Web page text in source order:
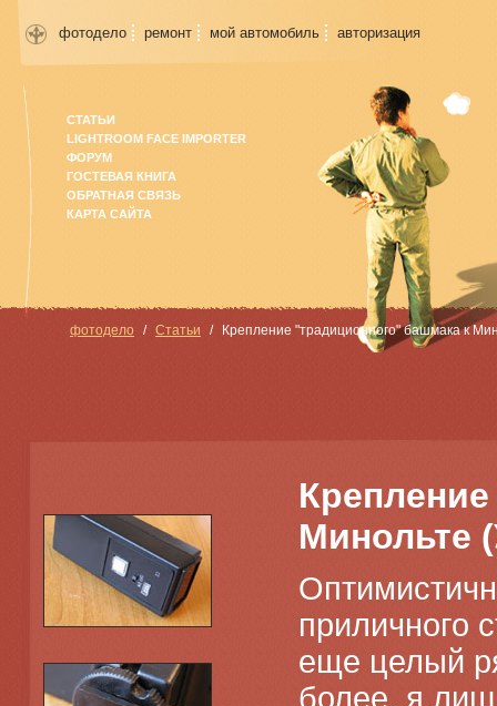
фотодело ремонт мой автомобиль авторизация
СТАТЬИ
LIGHTROOM FACE IMPORTER
ФОРУМ
ГОСТЕВАЯ КНИГА
ОБРАТНАЯ СВЯЗЬ
КАРТА САЙТА
фотодело Статьи Крепление "традиционного" башмака к
Минольте
приличного
еще целый
более, я